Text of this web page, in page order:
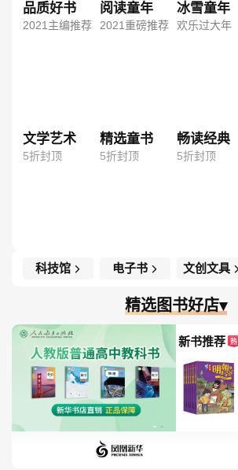
品质好书
2021主编推荐
阅读童年
2021重磅推荐
冰雪童年
欢乐过大年
文学艺术
5折封顶
精选童书
5折封顶
畅读经典
5折封顶
科技馆 电子书 文创文具
精选图书好店▾
新书推荐 热